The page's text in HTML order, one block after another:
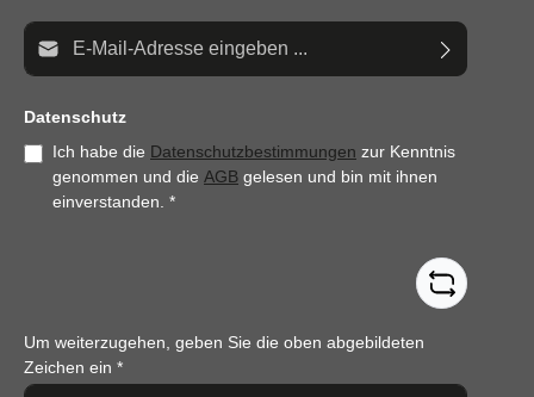
E-Mail-Adresse*
Datenschutz
Ich habe die Datenschutzbestimmungen zur Kenntnis
genommen und die AGB gelesen und bin mit ihnen
einverstanden. *
Um weiterzugehen, geben Sie die oben abgebildeten
Zeichen ein *